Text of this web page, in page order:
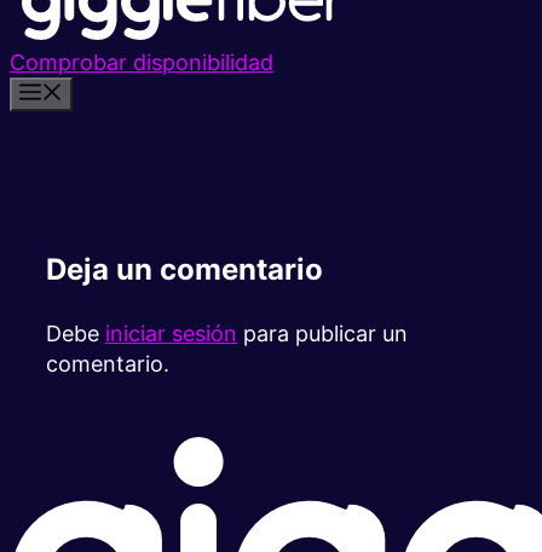
Comprobar disponibilidad
Deja un comentario
Debe iniciar sesión para publicar un
comentario.